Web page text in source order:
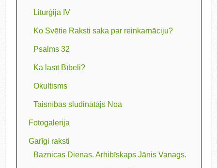
Liturģija IV
Ko Svētie Raksti saka par reinkarnāciju?
Psalms 32
Kā lasīt Bībeli?
Okultisms
Taisnības sludinātājs Noa
Fotogalerija
Garīgi raksti
Baznicas Dienas. Arhibīskaps Jānis Vanags.